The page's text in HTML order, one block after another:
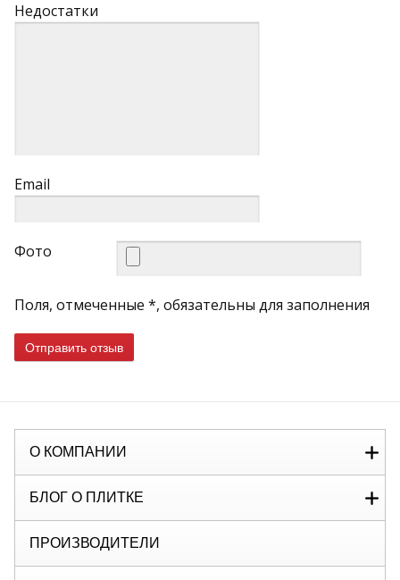
Недостатки
Email
Фото
Поля, отмеченные *, обязательны для заполнения
Отправить отзыв
О КОМПАНИИ
БЛОГ О ПЛИТКЕ
ПРОИЗВОДИТЕЛИ